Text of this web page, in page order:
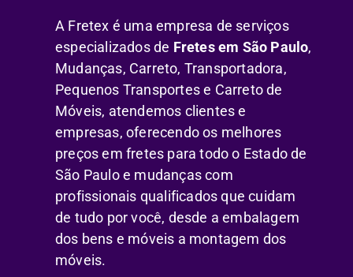
A Fretex é uma empresa de serviços
especializados de Fretes em São Paulo,
Mudanças, Carreto, Transportadora,
Pequenos Transportes e Carreto de
Móveis, atendemos clientes e
empresas, oferecendo os melhores
preços em fretes para todo o Estado de
São Paulo e mudanças com
profissionais qualificados que cuidam
de tudo por você, desde a embalagem
dos bens e móveis a montagem dos
móveis.